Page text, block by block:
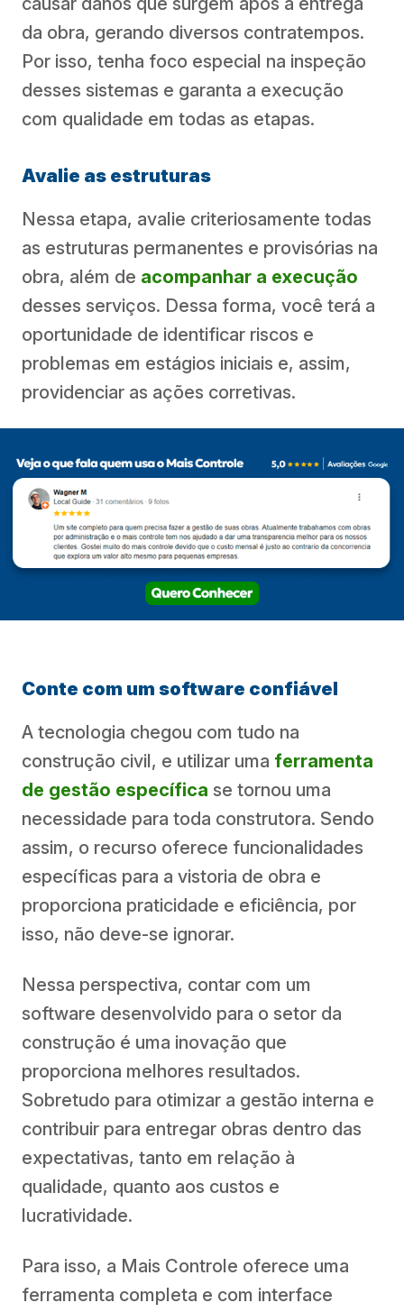
da obra, gerando diversos contratempos.
Por isso, tenha foco especial na inspeção
desses sistemas e garanta a execução
com qualidade em todas as etapas.
Avalie as estruturas
Nessa etapa, avalie criteriosamente todas
as estruturas permanentes e provisórias na
obra, além de acompanhar a execução
desses serviços. Dessa forma, você terá a
oportunidade de identificar riscos e
problemas em estágios iniciais e, assim,
providenciar as ações corretivas.
Conte com um software confiável
A tecnologia chegou com tudo na
construção civil, e utilizar uma ferramenta
de gestão específica se tornou uma
necessidade para toda construtora. Sendo
assim, o recurso oferece funcionalidades
específicas para a vistoria de obra e
proporciona praticidade e eficiência, por
isso, não deve-se ignorar.
Nessa perspectiva, contar com um
software desenvolvido para o setor da
construção é uma inovação que
proporciona melhores resultados.
Sobretudo para otimizar a gestão interna e
contribuir para entregar obras dentro das
expectativas, tanto em relação à
qualidade, quanto aos custos e
lucratividade.
Para isso, a Mais Controle oferece uma
ferramenta completa e com interface